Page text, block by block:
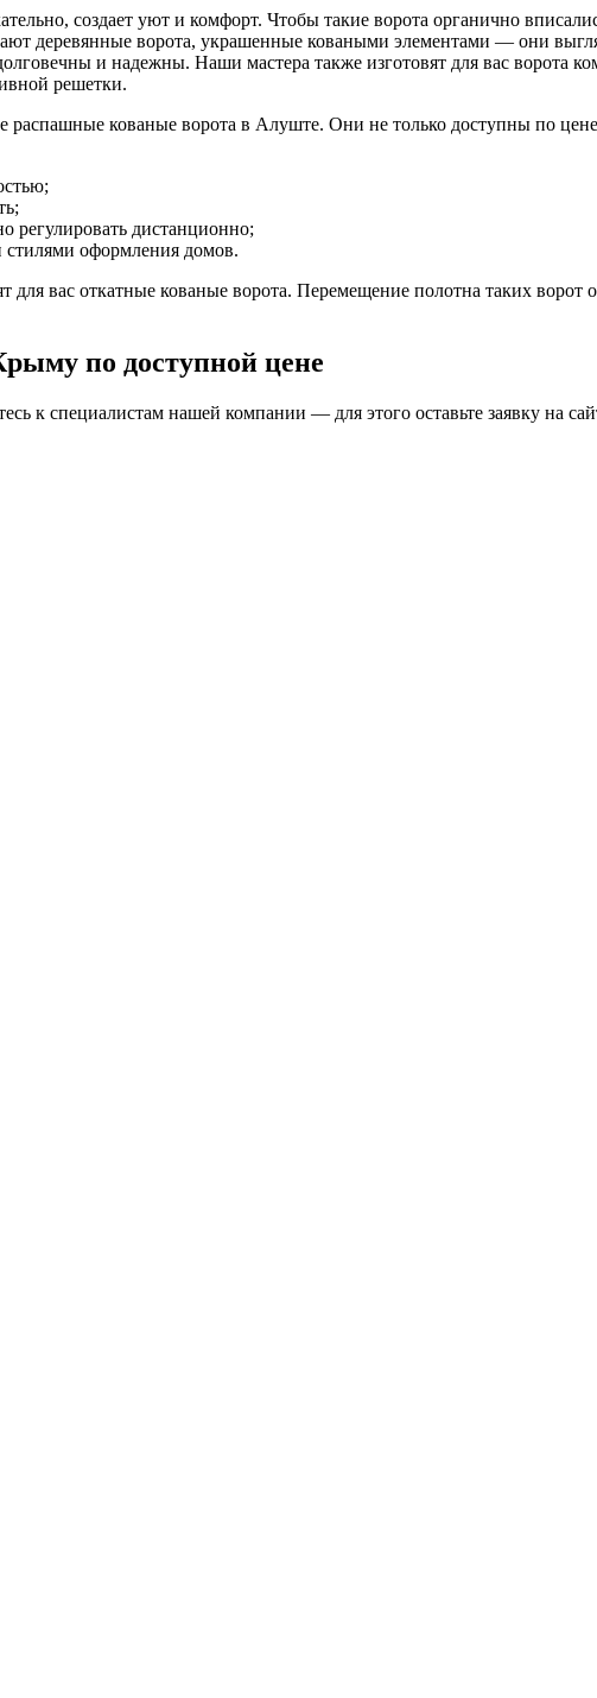
создает уют и комфорт. Чтобы такие ворота органично
деревянные ворота, украшенные коваными элементами — они
и надежны. Наши мастера также изготовят для вас ворота
решетки.
распашные кованые ворота в Алуште. Они не только доступны по
регулировать дистанционно;
стилями оформления домов.
для вас откатные кованые ворота. Перемещение полотна таких ворот
по доступной цене
к специалистам нашей компании — для этого оставьте заявку на